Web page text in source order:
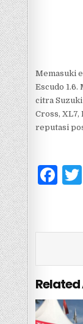
Memasuki
Escudo
citra Suzuki
Cross,
reputasi
F
e
o
o
k